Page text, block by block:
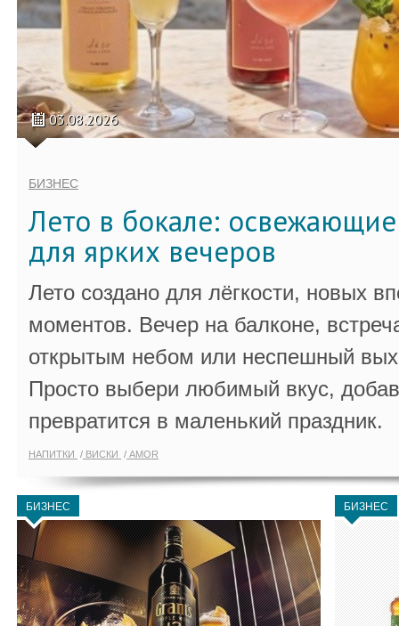
03.08.2026
БИЗНЕС
Лето в бокале:
для ярких вечеров
Лето создано для лёгкости, новых
моментов. Вечер на балконе,
открытым небом или неспешный
Просто выбери любимый вкус,
превратится в маленький праздник.
НАПИТКИ ВИСКИ AMOR
БИЗНЕС БИЗНЕС